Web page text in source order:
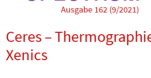
Ausgabe 162 (9/2021)
Ceres –
Xenics